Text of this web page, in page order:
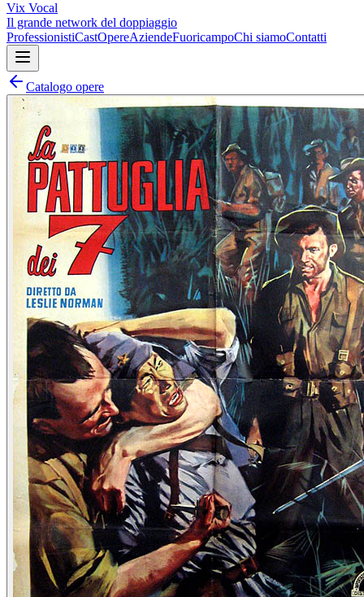
Vix Vocal
Il grande network del doppiaggio
ProfessionistiCastOpereAziendeFuoricampoChi siamoContatti
Catalogo opere